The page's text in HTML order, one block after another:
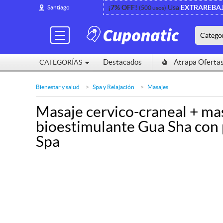
Santiago ¡7% OFF! (500 usos) Usa
CATEGORÍAS Destacados Atrapa Ofertas
Bienestar y salud Spa y Relajación Masajes
Masaje cervico-craneal +
bioestimulante Gua Sha con
Spa
Santiago ¡7% OFF! (500 usos) Usa
CATEGORÍAS Destacados Atrapa Ofertas